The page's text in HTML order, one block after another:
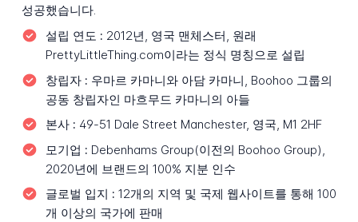
성공했습니다.
설립 연도 : 2012년, 영국 맨체스터, 원래
PrettyLittleThing.com이라는 정식 명칭으로 설립
창립자 : 우마르 카마니와 아담 카마니, Boohoo 그룹의
공동 창립자인 마흐무드 카마니의 아들
본사 : 49-51 Dale Street Manchester, 영국, M1 2HF
모기업 : Debenhams Group(이전의 Boohoo Group),
2020년에 브랜드의 100% 지분 인수
글로벌 입지 : 12개의 지역 및 국제 웹사이트를 통해 100
개 이상의 국가에 판매